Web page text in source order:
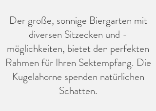
Der große, sonnige Biergarten mit
diversen Sitzecken und -
möglichkeiten, bietet den perfekten
Rahmen für Ihren Sektempfang. Die
Kugelahorne spenden natürlichen
Schatten.